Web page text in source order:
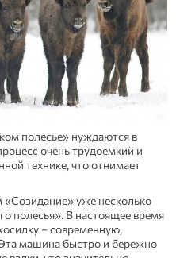
полесье» нуждаются в
очень трудоемкий и
технике, что отнимает
уже несколько
полесья». В настоящее время
– современную,
машина быстро и бережно